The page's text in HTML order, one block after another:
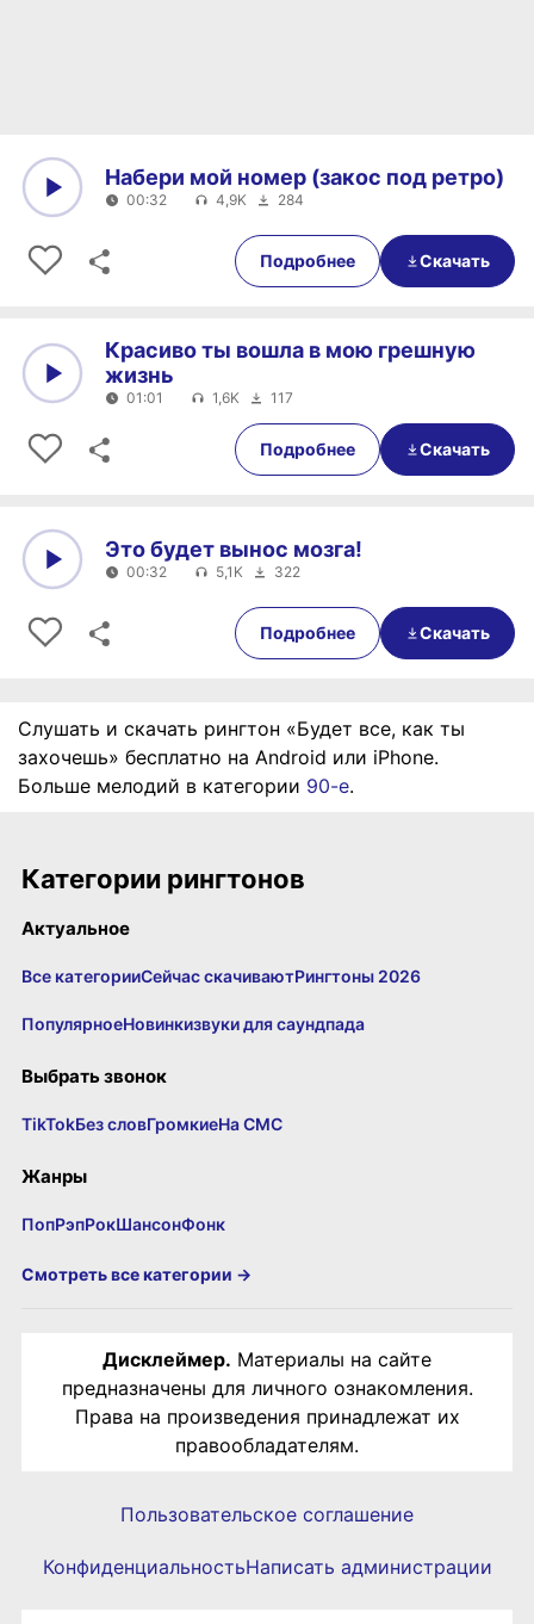
00:32
Набери мой номер (закос под ретро)
00:32 4,9K 284
Подробнее Скачать
01:01
Красиво ты вошла в мою грешную
жизнь
01:01 1,6K 117
Подробнее Скачать
00:32
Это будет вынос мозга!
00:32 5,1K 322
Подробнее Скачать
Слушать и скачать рингтон «Будет все, как ты
захочешь» бесплатно на Android или iPhone.
Больше мелодий в категории 90-е.
Категории рингтонов
Актуальное
Все категорииСейчас скачиваютРингтоны 2026
ПопулярноеНовинкизвуки для саундпада
Выбрать звонок
TikTokБез словГромкиеНа СМС
Жанры
ПопРэпРокШансонФонк
Смотреть все категории →
Дисклеймер. Материалы на сайте
предназначены для личного ознакомления.
Права на произведения принадлежат их
правообладателям.
Пользовательское соглашение
КонфиденциальностьНаписать администрации